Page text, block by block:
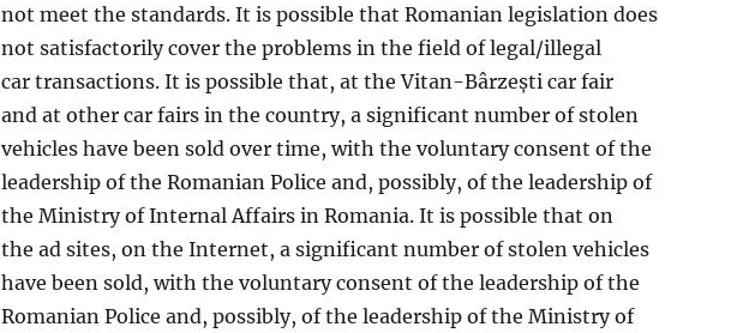
not meet the standards. It is possible that Romanian legislation does
not satisfactorily cover the problems in the field of legal/illegal
car transactions. It is possible that, at the Vitan-Bârzești car fair
and at other car fairs in the country, a significant number of stolen
vehicles have been sold over time, with the voluntary consent of the
leadership of the Romanian Police and, possibly, of the leadership of
the Ministry of Internal Affairs in Romania. It is possible that on
the ad sites, on the Internet, a significant number of stolen vehicles
have been sold, with the voluntary consent of the leadership of the
Romanian Police and, possibly, of the leadership of the Ministry of